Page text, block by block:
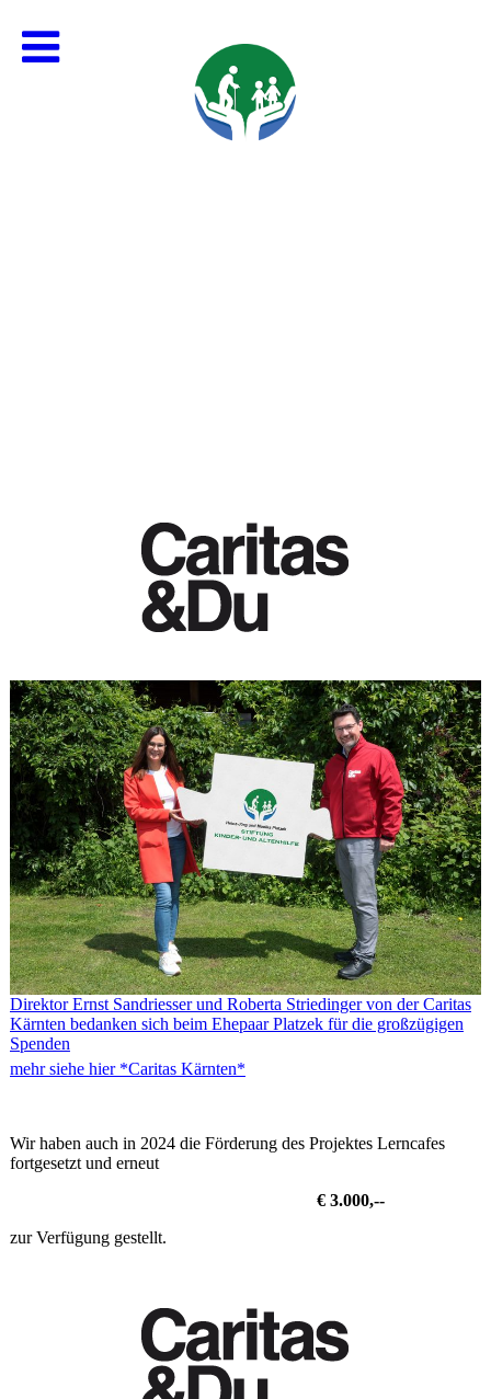
Direktor Ernst Sandriesser und Roberta Striedinger von der Caritas
Kärnten bedanken sich beim Ehepaar Platzek für die großzügigen
Spenden
mehr siehe hier *Caritas Kärnten*
Wir haben auch in 2024 die Förderung des Projektes Lerncafes
fortgesetzt und erneut
€ 3.000,--
zur Verfügung gestellt.